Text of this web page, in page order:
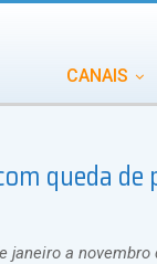
CANAIS
queda
janeiro a